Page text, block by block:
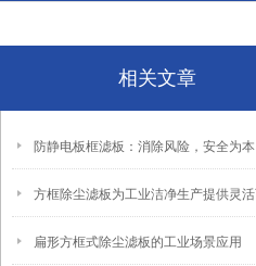
相关文章
防静电板框滤板：消除风险，安全为本
扁形方框式除尘滤板的工业场景应用